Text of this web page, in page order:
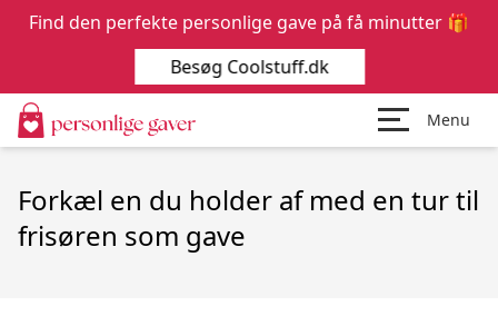
Menu
Forkæl en du holder af med en tur til
frisøren som gave
Find den perfekte personlige gave på få minutter 🎁
Besøg Coolstuff.dk